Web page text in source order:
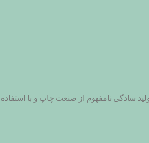
سادگی نامفهوم از صنعت چاپ و با